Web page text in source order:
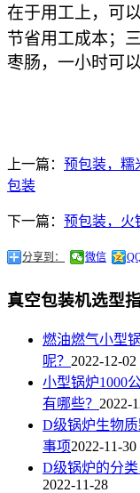
在于用工上，可
节省用工成本；
枣肠，一小时可
上一篇： 预包装，糯
包装
下一篇： 预包装，火
分享到： 微信
真空包装机选型
燃油燃气小型
呢？ 2022-12-02
小型锅炉1000
有哪些？ 2022-
D级锅炉生物
事项2022-11-30
D级锅炉的分
2022-11-28